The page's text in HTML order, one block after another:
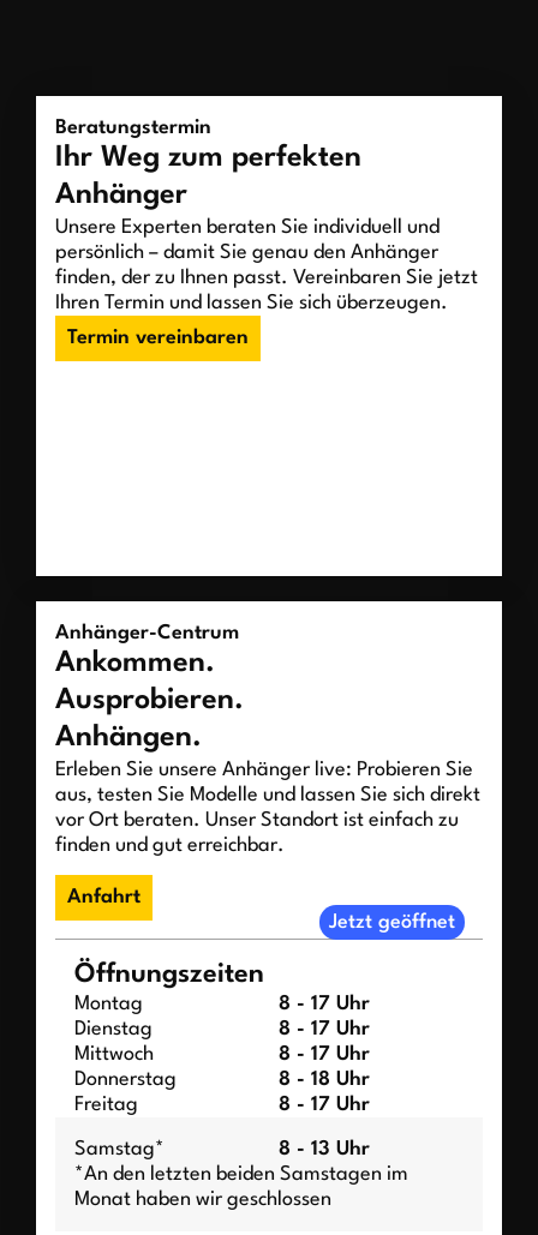
Beratungstermin
Ihr Weg zum perfekten
Anhänger
Unsere Experten beraten Sie individuell und
persönlich – damit Sie genau den Anhänger
finden, der zu Ihnen passt. Vereinbaren Sie jetzt
Ihren Termin und lassen Sie sich überzeugen.
Termin vereinbaren
Anhänger-Centrum
Ankommen.
Ausprobieren.
Anhängen.
Erleben Sie unsere Anhänger live: Probieren Sie
aus, testen Sie Modelle und lassen Sie sich direkt
vor Ort beraten. Unser Standort ist einfach zu
finden und gut erreichbar.
Anfahrt
Jetzt geöffnet
Öffnungszeiten
Montag
8 - 17 Uhr
Dienstag
8 - 17 Uhr
Mittwoch
8 - 17 Uhr
Donnerstag
8 - 18 Uhr
Freitag
8 - 17 Uhr
Samstag*
8 - 13 Uhr
*An den letzten beiden Samstagen im
Monat haben wir geschlossen